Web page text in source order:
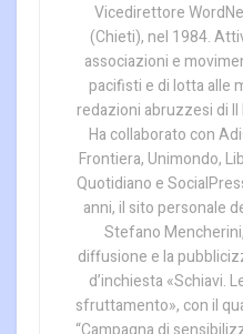
Vicedirettore
(Chieti), nel 1984.
associazioni e
pacifisti e di lotta alle
redazioni abruzzesi di
Ha collaborato con
Frontiera, Unimondo,
Quotidiano e
anni, il sito personale
Stefano
diffusione e la
d’inchiesta «Schiavi.
sfruttamento», con il